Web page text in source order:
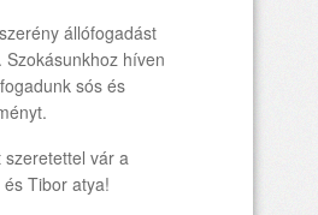
állófogadást
Szokásunkhoz híven
sós és
szeretettel vár a
Tibor atya!